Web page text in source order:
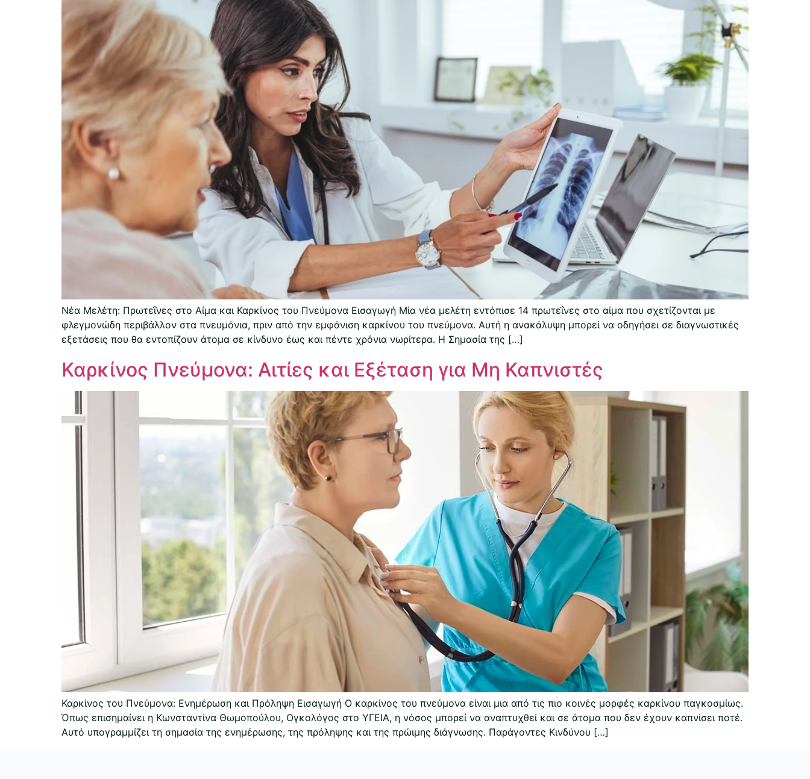
Νέα Μελέτη: Πρωτεΐνες στο Αίμα και Καρκίνος του Πνεύμονα Εισαγωγή Μία νέα μελέτη εντόπισε 14 πρωτεΐνες στο αίμα που σχετίζονται με
φλεγμονώδη περιβάλλον στα πνευμόνια, πριν από την εμφάνιση καρκίνου του πνεύμονα. Αυτή η ανακάλυψη μπορεί να οδηγήσει σε διαγνωστικές
εξετάσεις που θα εντοπίζουν άτομα σε κίνδυνο έως και πέντε χρόνια νωρίτερα. Η Σημασία της […]
Καρκίνος Πνεύμονα: Αιτίες και Εξέταση για Μη Καπνιστές
Καρκίνος του Πνεύμονα: Ενημέρωση και Πρόληψη Εισαγωγή Ο καρκίνος του πνεύμονα είναι μια από τις πιο κοινές μορφές καρκίνου παγκοσμίως.
Όπως επισημαίνει η Κωνσταντίνα Θωμοπούλου, Ογκολόγος στο ΥΓΕΙΑ, η νόσος μπορεί να αναπτυχθεί και σε άτομα που δεν έχουν καπνίσει ποτέ.
Αυτό υπογραμμίζει τη σημασία της ενημέρωσης, της πρόληψης και της πρώιμης διάγνωσης. Παράγοντες Κινδύνου […]